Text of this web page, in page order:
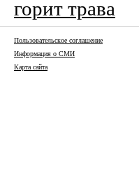
горит трава
Пользовательское соглашение
Информация о СМИ
Карта сайта